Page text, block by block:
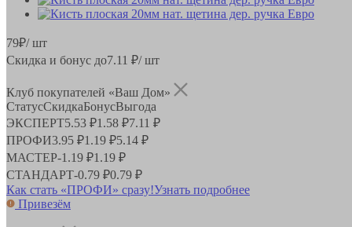
79₽/ шт
Скидка и бонус до7.11 ₽/ шт
Клуб покупателей «Ваш Дом»
СтатусСкидкаБонусВыгода
ЭКСПЕРТ5.53 ₽1.58 ₽7.11 ₽
ПРОФИ3.95 ₽1.19 ₽5.14 ₽
МАСТЕР-1.19 ₽1.19 ₽
СТАНДАРТ-0.79 ₽0.79 ₽
Как стать «ПРОФИ» сразу!Узнать подробнее
Привезём